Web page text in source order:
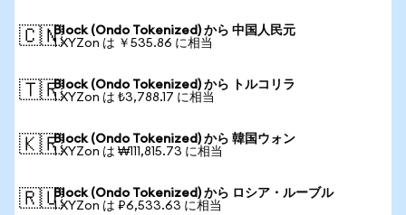
🇨🇳Block (Ondo Tokenized) から 中国人民元
1 XYZon は ￥535.86 に相当
🇹🇷Block (Ondo Tokenized) から トルコリラ
1 XYZon は ₺3,788.17 に相当
🇰🇷Block (Ondo Tokenized) から 韓国ウォン
1 XYZon は ₩111,815.73 に相当
🇷🇺Block (Ondo Tokenized) から ロシア・ルーブル
1 XYZon は ₽6,533.63 に相当